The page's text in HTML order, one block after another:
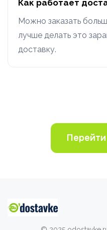
Как работает
Можно заказать
лучше делать это
доставку.